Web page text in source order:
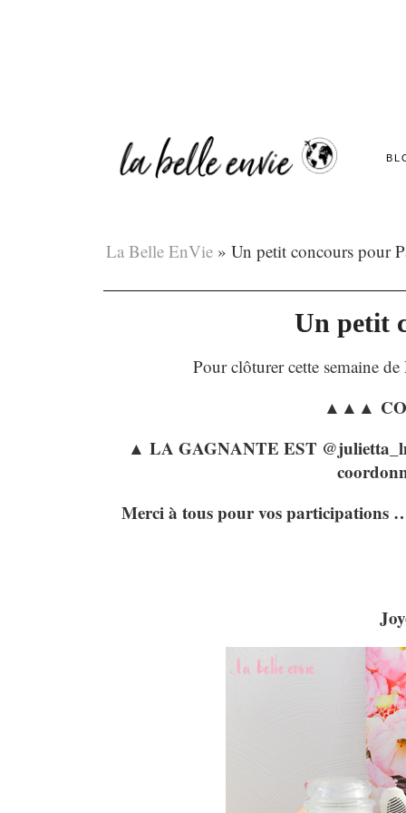
La Belle EnVie » Un petit concours pour
Un petit
Pour clôturer cette semaine
▲ ▲ ▲
▲ LA GAGNANTE EST
Merci à tous pour vos participations